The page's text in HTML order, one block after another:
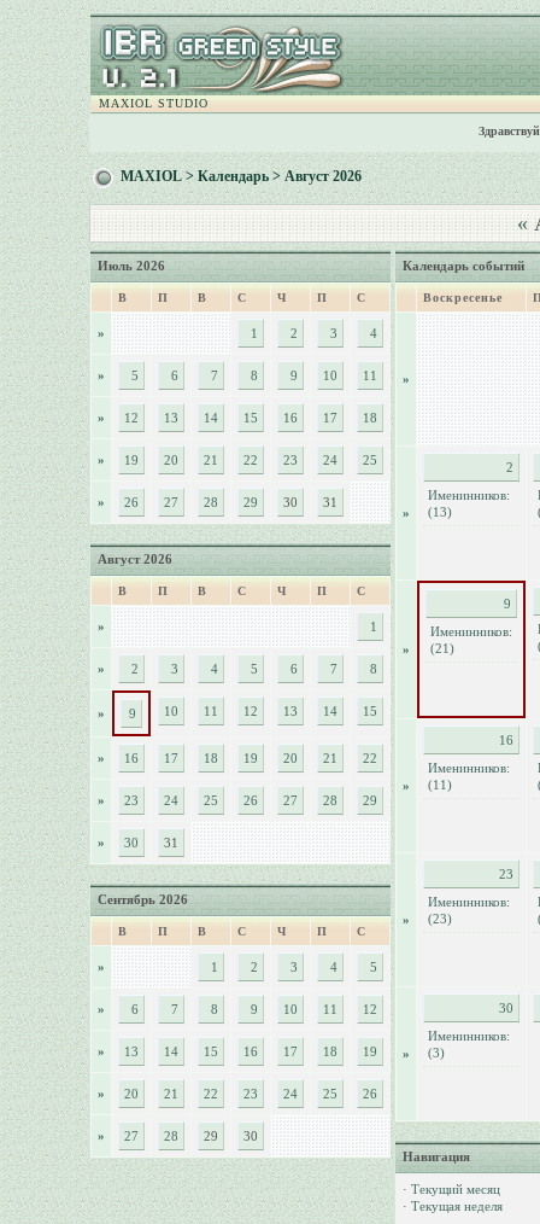
MAXIOL STUDIO
MAXIOL>Календарь> Август 2026
«
Июль 2026
В П В С Ч П С
» 1 2 3 4
» 5 6 7 8 9 10 11
» 12 13 14 15 16 17 18
» 19 20 21 22 23 24 25
» 26 27 28 29 30 31
Август 2026
В П В С Ч П С
» 1
» 2 3 4 5 6 7 8
» 9 10 11 12 13 14 15
» 16 17 18 19 20 21 22
» 23 24 25 26 27 28 29
» 30 31
Сентябрь 2026
В П В С Ч П С
» 1 2 3 4 5
» 6 7 8 9 10 11 12
» 13 14 15 16 17 18 19
» 20 21 22 23 24 25 26
» 27 28 29 30
Календарь событий
Воскресенье
»
»
2
Именинников:
(13)
»
9
Именинников:
(21)
»
16
Именинников:
(11)
»
23
Именинников:
(23)
»
30
Именинников:
(3)
Навигация
· Текущий месяц
· Текущая неделя